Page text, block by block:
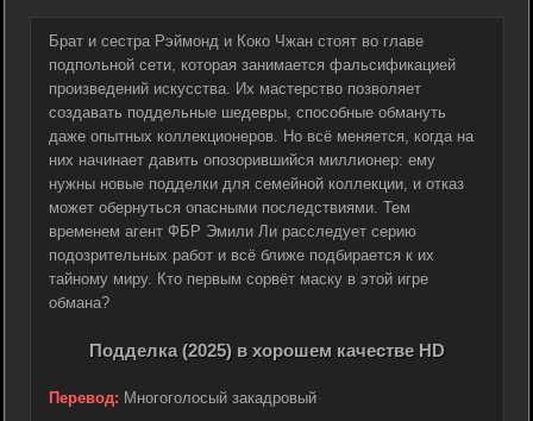
Брат и сестра Рэймонд и Коко Чжан стоят во главе
подпольной сети, которая занимается фальсификацией
произведений искусства. Их мастерство позволяет
создавать поддельные шедевры, способные обмануть
даже опытных коллекционеров. Но всё меняется, когда на
них начинает давить опозорившийся миллионер: ему
нужны новые подделки для семейной коллекции, и отказ
может обернуться опасными последствиями. Тем
временем агент ФБР Эмили Ли расследует серию
подозрительных работ и всё ближе подбирается к их
тайному миру. Кто первым сорвёт маску в этой игре
обмана?
Подделка (2025) в хорошем качестве HD
Перевод: Многоголосый закадровый